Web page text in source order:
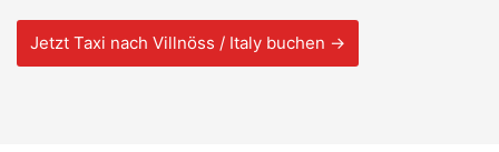
Jetzt Taxi nach Villnöss / Italy buchen →